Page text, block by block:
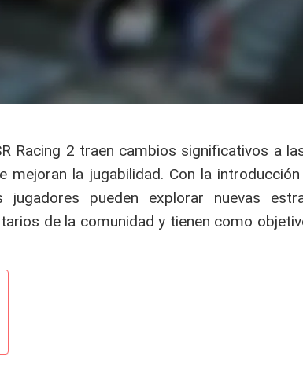
Racing 2 traen cambios significativos a
mejoran la jugabilidad. Con la
pueden explorar nuevas
de la comunidad y tienen como